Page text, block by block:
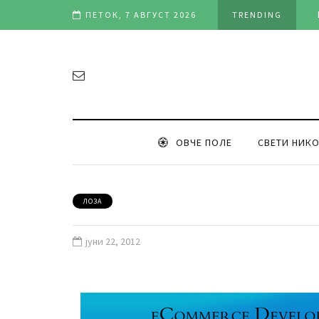
ПЕТОК, 7 АВГУСТ 2026 TRENDING
ОВЧЕ ПОЛЕ СВЕТИ
ЛОЗА
јуни 22, 2012